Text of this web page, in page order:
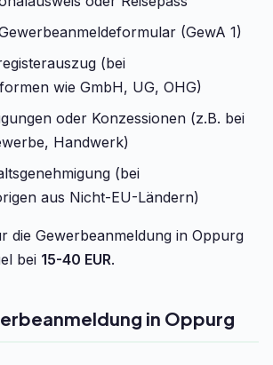
(GewA 1)
(bei
wie GmbH, UG, OHG)
oder Konzessionen (z.B. bei
Handwerk)
(bei
aus Nicht-EU-Ländern)
die Gewerbeanmeldung in Oppurg
bei 15-40 EUR.
in Oppurg